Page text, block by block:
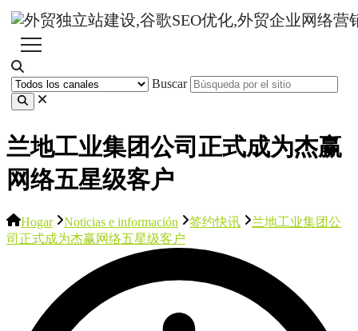
Buscar
​兰地工业集团公司正式成为杰赢
网络五星级客户
Hogar Noticias e información 签约快讯
​兰地工业集团公
司正式成为杰赢网络五星级客户